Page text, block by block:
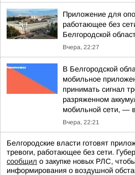
Приложение для
работающее без
Белгородской
Вчера, 22:27
В Белгородской
мобильное
принимать сигнал
разряженном
мобильной сети, —
Вчера, 22:21
Белгородские власти готовят
тревоги, работающее без сети.
сообщил о закупке новых РЛС,
информирования о воздушной